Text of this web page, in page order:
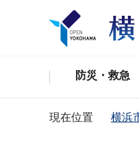
防災・救急
現在位置 横浜